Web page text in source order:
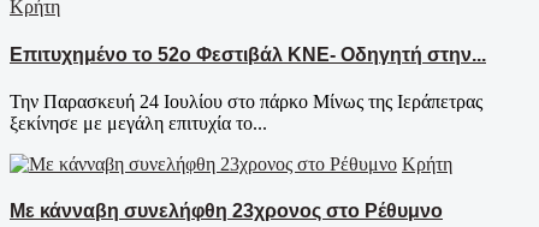
Κρήτη
Επιτυχημένο το 52ο Φεστιβάλ ΚΝΕ- Οδηγητή στην...
Την Παρασκευή 24 Ιουλίου στο πάρκο Μίνως της Ιεράπετρας
ξεκίνησε με μεγάλη επιτυχία το...
Κρήτη
Με κάνναβη συνελήφθη 23χρονος στο Ρέθυμνο